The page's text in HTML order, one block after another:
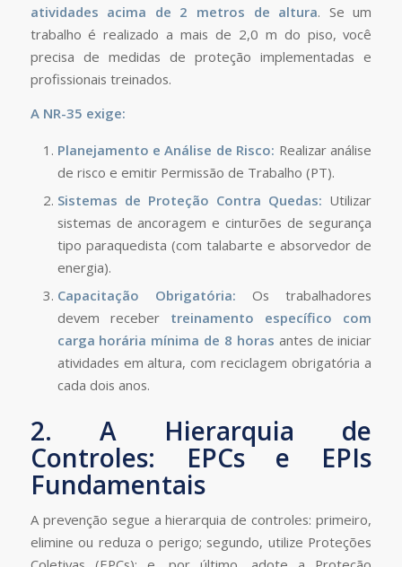
atividades acima de 2 metros de altura. Se um
trabalho é realizado a mais de 2,0 m do piso, você
precisa de medidas de proteção implementadas e
profissionais treinados.
A NR-35 exige:
Planejamento e Análise de Risco: Realizar análise
de risco e emitir Permissão de Trabalho (PT).
Sistemas de Proteção Contra Quedas: Utilizar
sistemas de ancoragem e cinturões de segurança
tipo paraquedista (com talabarte e absorvedor de
energia).
Capacitação Obrigatória: Os trabalhadores
devem receber treinamento específico com
carga horária mínima de 8 horas antes de iniciar
atividades em altura, com reciclagem obrigatória a
cada dois anos.
2. A Hierarquia de
Controles: EPCs e EPIs
Fundamentais
A prevenção segue a hierarquia de controles: primeiro,
elimine ou reduza o perigo; segundo, utilize Proteções